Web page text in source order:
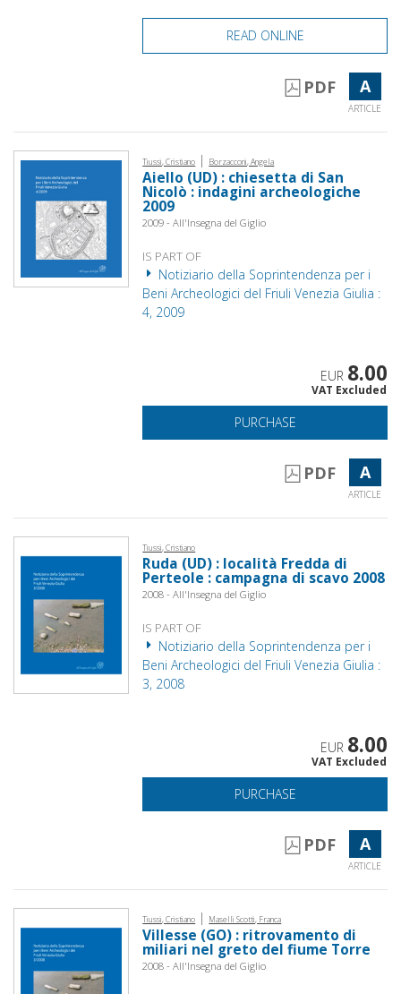
READ ONLINE
PDF A
ARTICLE
Tiussi, Cristiano | Borzacconi, Angela
Aiello (UD) : chiesetta di San
Nicolò : indagini archeologiche
2009
2009 - All'Insegna del Giglio
IS PART OF
Notiziario della Soprintendenza per i
Beni Archeologici del Friuli Venezia Giulia :
4, 2009
EUR 8.00
VAT Excluded
PURCHASE
PDF A
ARTICLE
Tiussi, Cristiano
Ruda (UD) : località Fredda di
Perteole : campagna di scavo 2008
2008 - All'Insegna del Giglio
IS PART OF
Notiziario della Soprintendenza per i
Beni Archeologici del Friuli Venezia Giulia :
3, 2008
EUR 8.00
VAT Excluded
PURCHASE
PDF A
ARTICLE
Tiussi, Cristiano | Maselli Scotti, Franca
Villesse (GO) : ritrovamento di
miliari nel greto del fiume Torre
2008 - All'Insegna del Giglio